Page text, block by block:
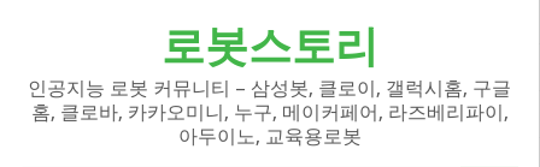
로봇스토리
인공지능 로봇 커뮤니티 – 삼성봇, 클로이, 갤럭시홈, 구글
홈, 클로바, 카카오미니, 누구, 메이커페어, 라즈베리파이,
아두이노, 교육용로봇